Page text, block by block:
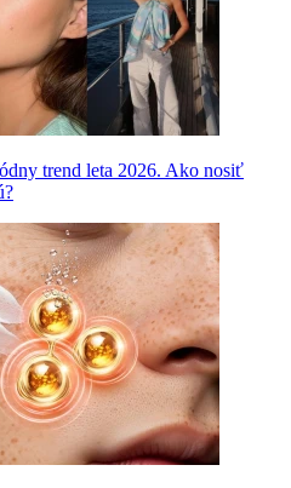
trend leta 2026. Ako nosiť